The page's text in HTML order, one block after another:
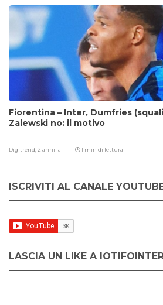
Fiorentina – Inter, Dumfries
Zalewski no: il motivo
Digitrend, 2 anni fa 1 min di lettura
ISCRIVITI AL CANALE
LASCIA UN LIKE A